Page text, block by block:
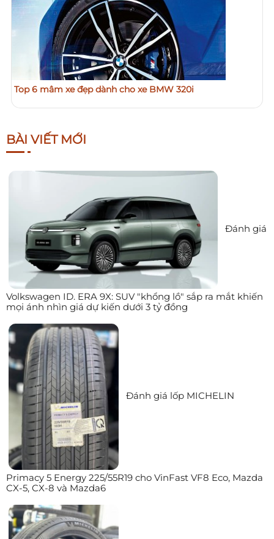
Top 6 mâm xe đẹp dành cho xe BMW 320i
BÀI VIẾT MỚI
Đánh giá
Volkswagen ID. ERA 9X: SUV "khổng lồ" sắp ra mắt khiến
mọi ánh nhìn giá dự kiến dưới 3 tỷ đồng
Đánh giá lốp MICHELIN
Primacy 5 Energy 225/55R19 cho VinFast VF8 Eco, Mazda
CX-5, CX-8 và Mazda6